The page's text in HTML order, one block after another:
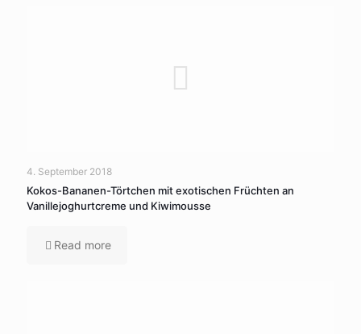
4. September 2018
Kokos-Bananen-Törtchen mit exotischen Früchten an
Vanillejoghurtcreme und Kiwimousse
Read more